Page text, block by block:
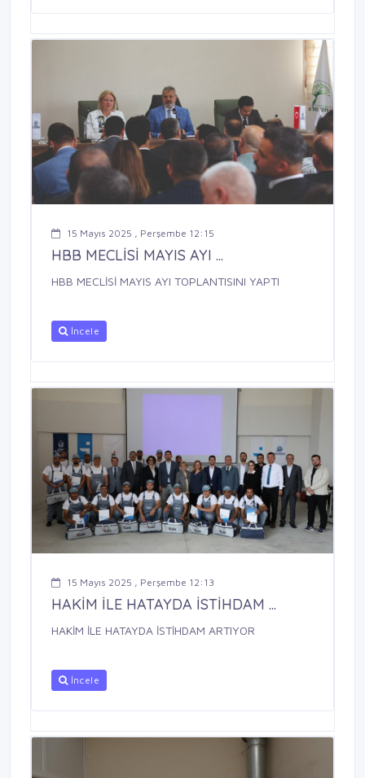
15 Mayıs 2025 , Perşembe 12:15
HBB MECLİSİ MAYIS AYI ...
HBB MECLİSİ MAYIS AYI TOPLANTISINI YAPTI
İncele
15 Mayıs 2025 , Perşembe 12:13
HAKİM İLE HATAYDA İSTİHDAM ...
HAKİM İLE HATAYDA İSTİHDAM ARTIYOR
İncele